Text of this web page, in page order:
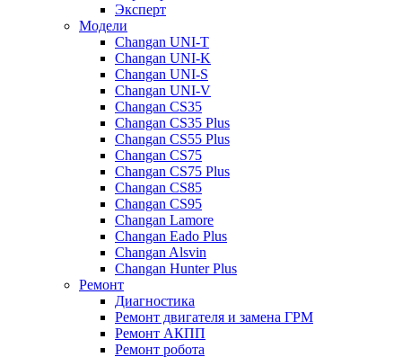
Эксперт
Модели
Changan UNI-T
Changan UNI-K
Changan UNI-S
Changan UNI-V
Changan CS35
Changan CS35 Plus
Changan CS55 Plus
Changan CS75
Changan CS75 Plus
Changan CS85
Changan CS95
Changan Lamore
Changan Eado Plus
Changan Alsvin
Changan Hunter Plus
Ремонт
Диагностика
Ремонт двигателя и замена ГРМ
Ремонт АКПП
Ремонт робота